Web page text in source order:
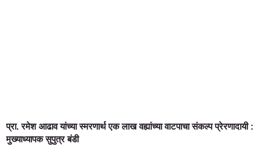
प्रा. रमेश आढाव यांच्या स्मरणार्थ एक लाख वह्यांच्या वाटपाचा संकल्प प्रेरणादायी :
मुख्याध्यापक सुपुत्र बंडी